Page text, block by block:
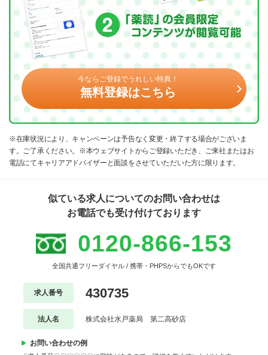
今ならご登録でうれしい特典！
無料登録はこちら
※在庫状況により、キャンペーンは予告なく変更・終了する場合がございま
す。ご了承ください。※本ウェブサイトからご登録いただき、ご来社またはお
電話にてキャリアアドバイザーと面談をさせていただいた方に限ります。
似ている求人についてのお問い合わせは
お電話でも受け付けております
0120-866-153
全国共通フリーダイヤル / 携帯・PHPSからでもOKです
求人番号 430735
法人名 株式会社水戸薬局 第二高砂店
お問い合わせの例